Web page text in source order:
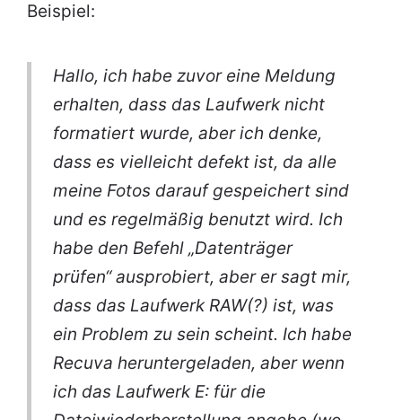
Beispiel:
Hallo, ich habe zuvor eine Meldung
erhalten, dass das Laufwerk nicht
formatiert wurde, aber ich denke,
dass es vielleicht defekt ist, da alle
meine Fotos darauf gespeichert sind
und es regelmäßig benutzt wird. Ich
habe den Befehl „Datenträger
prüfen“ ausprobiert, aber er sagt mir,
dass das Laufwerk RAW(?) ist, was
ein Problem zu sein scheint. Ich habe
Recuva heruntergeladen, aber wenn
ich das Laufwerk E: für die